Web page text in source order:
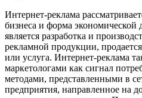
Интернет-реклама
бизнеса и форма экономической
является разработка и
рекламной продукции,
или услуга. Интернет-реклама
маркетологами как сигнал
методами, представленными в
предприятия, направленное на